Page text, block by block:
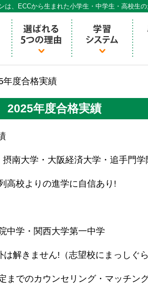
は、ECCから生まれた小学生・中学生・高校生
の個別指導ECCベストワン
年度合格実績
2025年度合格実績
南大学・大阪経済大学・追手門学
高校よりの進学に自信あり!
中学・関西大学第一中学
解きません!（志望校にまっしぐら
までのカウンセリング・マッチン